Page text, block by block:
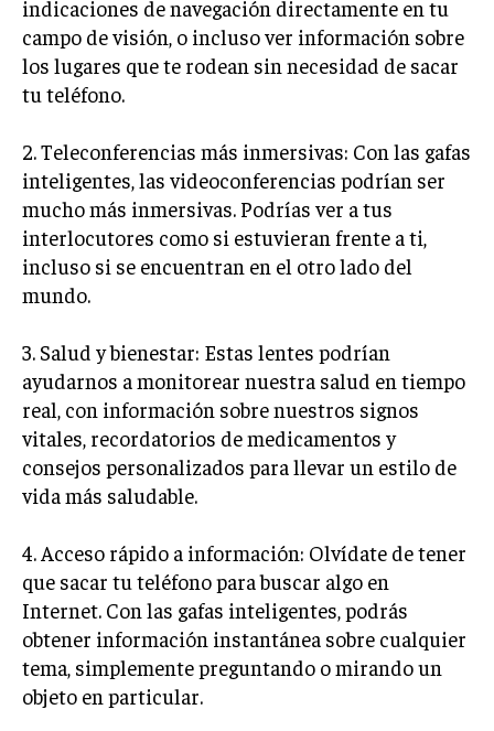
indicaciones de navegación directamente en tu
campo de visión, o incluso ver información sobre
los lugares que te rodean sin necesidad de sacar
tu teléfono.
2. Teleconferencias más inmersivas: Con las gafas
inteligentes, las videoconferencias podrían ser
mucho más inmersivas. Podrías ver a tus
interlocutores como si estuvieran frente a ti,
incluso si se encuentran en el otro lado del
mundo.
3. Salud y bienestar: Estas lentes podrían
ayudarnos a monitorear nuestra salud en tiempo
real, con información sobre nuestros signos
vitales, recordatorios de medicamentos y
consejos personalizados para llevar un estilo de
vida más saludable.
4. Acceso rápido a información: Olvídate de tener
que sacar tu teléfono para buscar algo en
Internet. Con las gafas inteligentes, podrás
obtener información instantánea sobre cualquier
tema, simplemente preguntando o mirando un
objeto en particular.